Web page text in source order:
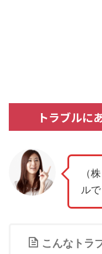
トラブルに
（
ル
こんなトラ